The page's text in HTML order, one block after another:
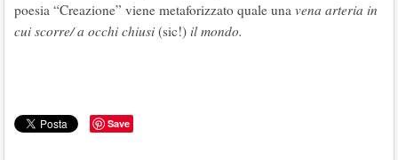
poesia “Creazione” viene metaforizzato quale una vena arteria in
cui scorre/ a occhi chiusi (sic!) il mondo.
Save